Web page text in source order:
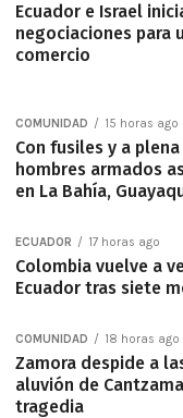
Ecuador e Israel
negociaciones para
comercio
COMUNIDAD 15 horas ago
Con fusiles y a
hombres armados
en La Bahía,
ECUADOR 17 horas ago
Colombia vuelve a
Ecuador tras siete
COMUNIDAD 18 horas ago
Zamora despide a
aluvión de
tragedia